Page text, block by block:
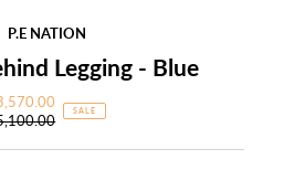
P.E NATION
Legging - Blue
Sale
Price
Regular
SALE